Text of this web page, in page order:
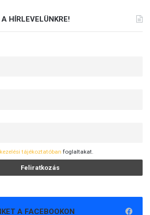
HÍRLEVELÜNKRE!
tájékoztatóban foglaltakat.
A FACEBOOKON